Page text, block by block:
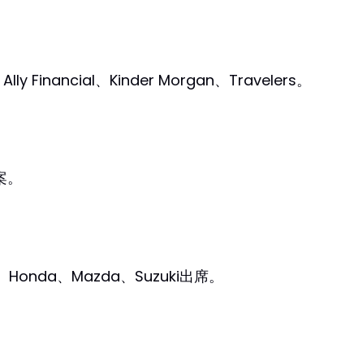
Financial、Kinder Morgan、Travelers。
、Mazda、Suzuki出席。